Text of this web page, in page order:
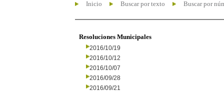
Inicio Buscar por texto Buscar por
Resoluciones Municipales
2016/10/19
2016/10/12
2016/10/07
2016/09/28
2016/09/21